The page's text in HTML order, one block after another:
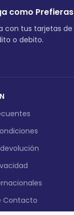
como Prefieras
con tus tarjetas de
o debito.
Contacto